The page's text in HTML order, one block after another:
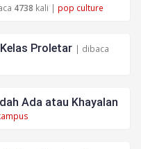
4738 kali | pop culture
Proletar | dibaca
Ada atau Khayalan